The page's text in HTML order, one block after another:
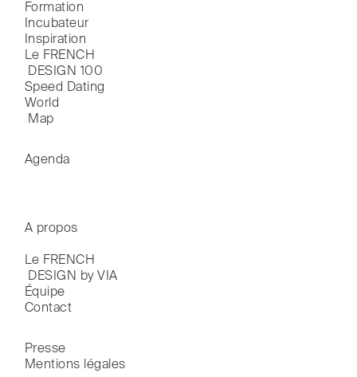
Formation
Incubateur
Inspiration
Le FRENCH
DESIGN 100
Speed Dating
World
Map
Agenda
A propos
Le FRENCH
DESIGN by VIA
Équipe
Contact
Presse
Mentions légales